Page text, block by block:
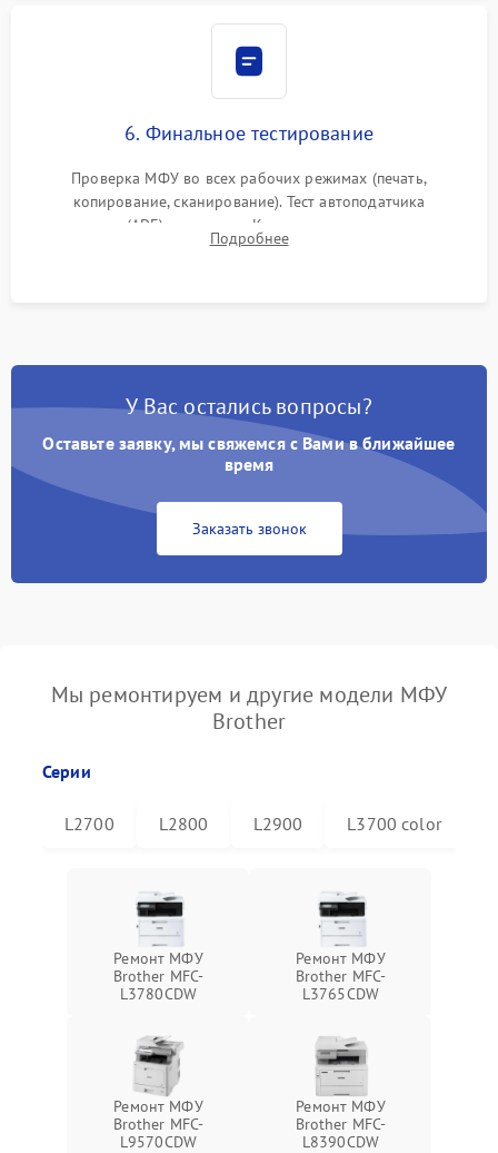
6. Финальное тестирование
Проверка МФУ во всех рабочих режимах (печать,
копирование, сканирование). Тест автоподатчика
документов (ADF) и дуплекса. Контроль качества отпечатка
на отсутствие серого фона, полос и надежность запекания
Подробнее
У Вас остались вопросы?
Оставьте заявку, мы свяжемся с Вами в ближайшее
время
Заказать звонок
Мы ремонтируем и другие модели МФУ
Brother
Серии
L2700 L2800 L2900 L3700 color
Ремонт МФУ
Brother MFC-
L3780CDW
Ремонт МФУ
Brother MFC-
L3765CDW
Ремонт МФУ
Brother MFC-
L9570CDW
Ремонт МФУ
Brother MFC-
L8390CDW